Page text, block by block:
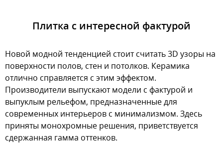
Плитка с интересной фактурой
Новой модной тенденцией стоит считать 3D узоры на
поверхности полов, стен и потолков. Керамика
отлично справляется с этим эффектом.
Производители выпускают модели с фактурой и
выпуклым рельефом, предназначенные для
современных интерьеров с минимализмом. Здесь
приняты монохромные решения, приветствуется
сдержанная гамма оттенков.